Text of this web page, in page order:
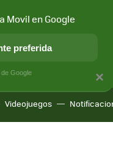
APLICACIONES
Videojuegos
×
Movil en Google
preferida
Google